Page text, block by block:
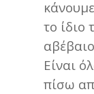
το ίδιο
Είναι
πίσω